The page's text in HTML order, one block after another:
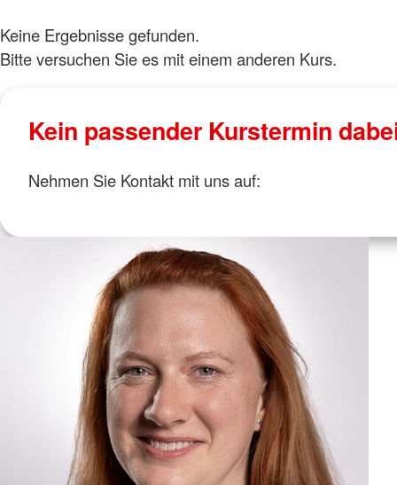
Maßnahmen bei Magendrehungen,
Hitzschlag und Erfrierungen
Überforderung bei Hunden
Rechts- und Versicherungsfragen
Keine Ergebnisse gefunden.
Bitte versuchen Sie es mit einem anderen Kurs.
Kein passender Kurstermin
Nehmen Sie Kontakt mit uns auf: